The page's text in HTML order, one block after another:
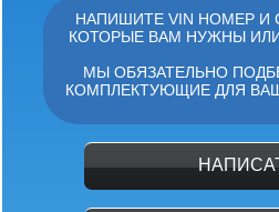
НАПИШИТЕ VIN НОМЕР И
КОТОРЫЕ ВАМ НУЖНЫ
МЫ ОБЯЗАТЕЛЬНО
КОМПЛЕКТУЮЩИЕ ДЛЯ